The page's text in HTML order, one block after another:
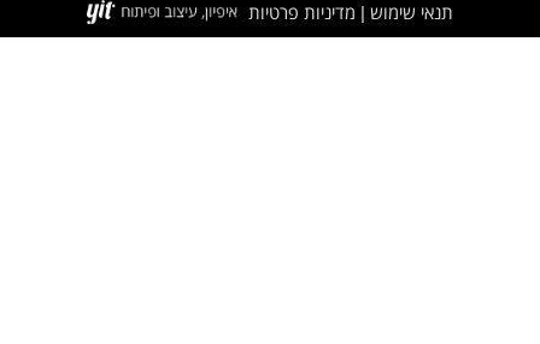
תנאי שימוש מדיניות פרטיות